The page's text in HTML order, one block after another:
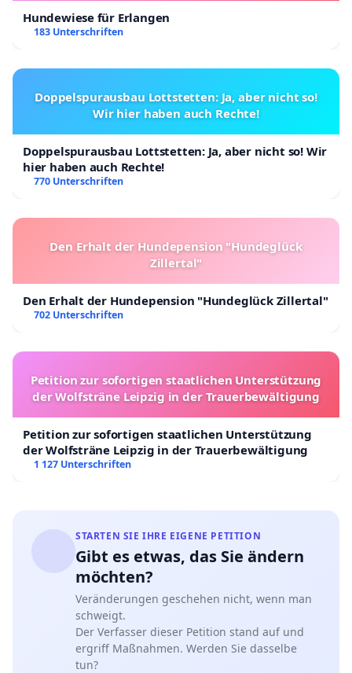
Hundewiese für Erlangen
183 Unterschriften
Doppelspurausbau Lottstetten: Ja, aber nicht so!
Wir hier haben auch Rechte!
Doppelspurausbau Lottstetten: Ja, aber nicht so! Wir
hier haben auch Rechte!
770 Unterschriften
Den Erhalt der Hundepension "Hundeglück
Zillertal"
Den Erhalt der Hundepension "Hundeglück Zillertal"
702 Unterschriften
Petition zur sofortigen staatlichen Unterstützung
der Wolfsträne Leipzig in der Trauerbewältigung
Petition zur sofortigen staatlichen Unterstützung
der Wolfsträne Leipzig in der Trauerbewältigung
1 127 Unterschriften
STARTEN SIE IHRE EIGENE PETITION
Gibt es etwas, das Sie ändern
möchten?
Veränderungen geschehen nicht, wenn man
schweigt.
Der Verfasser dieser Petition stand auf und
ergriff Maßnahmen. Werden Sie dasselbe
tun?